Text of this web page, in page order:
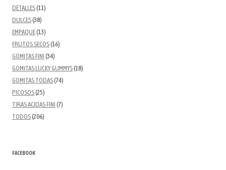
DETALLES(11)
DULCES(38)
EMPAQUE(13)
FRUTOS SECOS(16)
GOMITAS FINI (34)
GOMITAS LUCKY GUMMYS(18)
GOMITAS TODAS(74)
PICOSOS(25)
TIRAS ACIDAS FINI (7)
TODOS(206)
FACEBOOK